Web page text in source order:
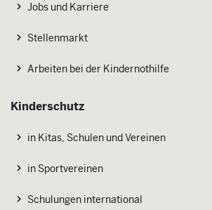
Jobs und Karriere
Stellenmarkt
Arbeiten bei der Kindernothilfe
Kinderschutz
in Kitas, Schulen und Vereinen
in Sportvereinen
Schulungen international